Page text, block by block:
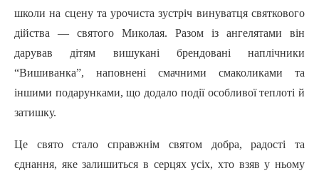
школи на сцену та урочиста зустріч винуватця святкового
дійства — святого Миколая. Разом із ангелятами він
дарував дітям вишукані брендовані наплічники
“Вишиванка”, наповнені смачними смаколиками та
іншими подарунками, що додало події особливої теплоті й
затишку.
Це свято стало справжнім святом добра, радості та
єднання, яке залишиться в серцях усіх, хто взяв у ньому